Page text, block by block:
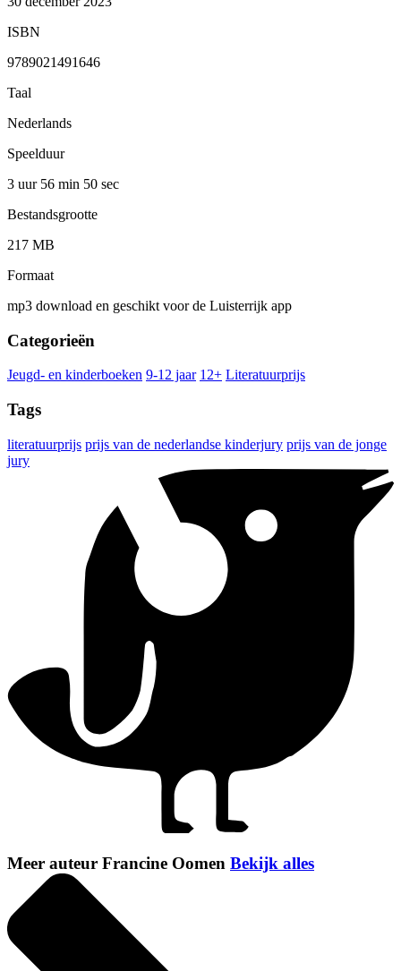
ISBN
9789021491646
Taal
Nederlands
Speelduur
3 uur 56 min 50 sec
Bestandsgrootte
217 MB
Formaat
mp3 download en geschikt voor de Luisterrijk app
Categorieën
Jeugd- en kinderboeken 9-12 jaar 12+ Literatuurprijs
Tags
literatuurprijs prijs van de nederlandse kinderjury prijs van de jonge
jury
Meer auteur Francine Oomen Bekijk alles